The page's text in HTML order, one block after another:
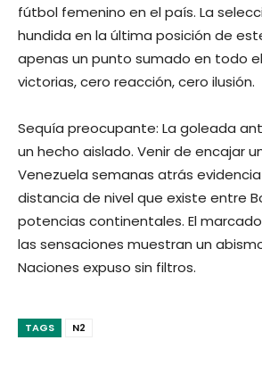
fútbol femenino en el país. La
hundida en la última posición de
apenas un punto sumado en todo
victorias, cero reacción, cero ilusión.
Sequía preocupante: La goleada
un hecho aislado. Venir de encajar
Venezuela semanas atrás
distancia de nivel que existe entre
potencias continentales. El
las sensaciones muestran un
Naciones expuso sin filtros.
TAGS N2